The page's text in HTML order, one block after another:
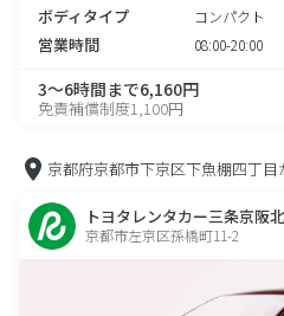
ボディタイプ コンパクト
営業時間 08:00-20:00
3～6時間まで6,160円
免責補償制度1,100円
京都府京都市下京区下魚棚四丁目
トヨタレンタカー三条京阪北
京都市左京区孫橋町11-2